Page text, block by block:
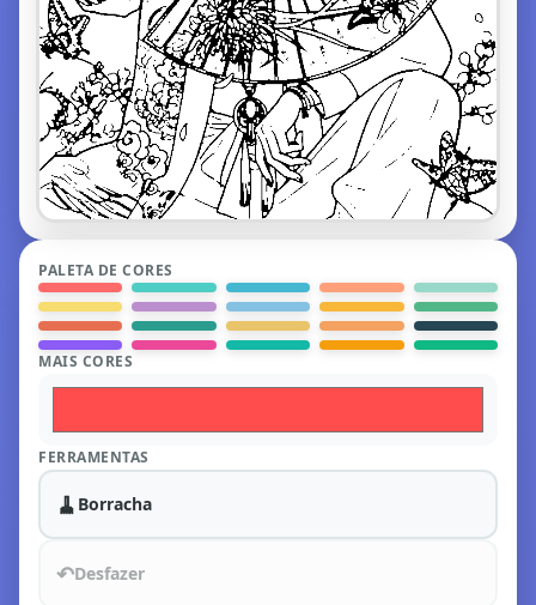
PALETA DE CORES
MAIS CORES
FERRAMENTAS
🧹 Borracha
↶Desfazer